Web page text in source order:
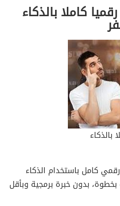
كاملا بالذكاء
رقمي كامل باستخدام الذكاء
بدون خبرة برمجية وبأقل